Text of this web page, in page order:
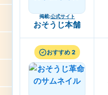
掲載:公式サイト
おそうじ本舗
おすすめ 2